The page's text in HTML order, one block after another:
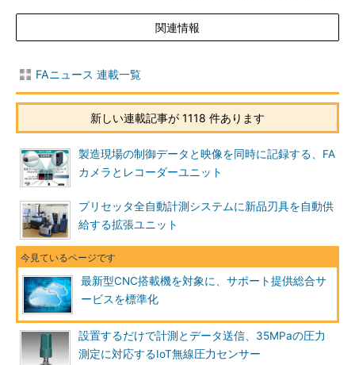
関連情報
FAニュース 連載一覧
新しい連載記事が 1118 件あります
製造現場の制御データと映像を同時に記録する、FA
カメラとレコーダーユニット
プリセッタ全自動計測システムに新品刃具を自動供
給する拡張ユニット
最新型CNC搭載機を対象に、サポート提供総合サ
ービスを標準化
設置するだけで計測とデータ送信、35MPaの圧力
測定に対応するIoT無線圧力センサー